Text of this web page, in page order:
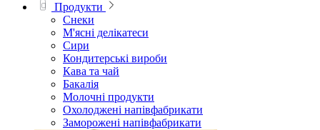
Продукти
Снеки
М'ясні делікатеси
Сири
Кондитерські вироби
Кава та чай
Бакалія
Молочні продукти
Охолоджені напівфабрикати
Заморожені напівфабрикати